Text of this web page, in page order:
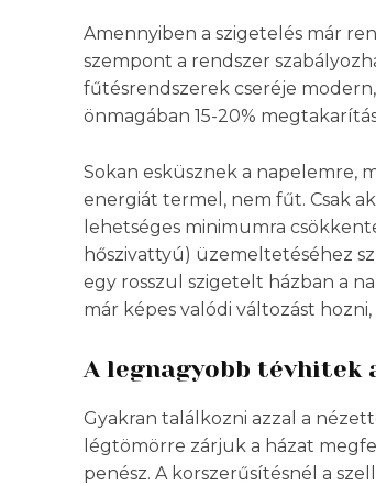
Amennyiben a szigetelés már
szempont a rendszer
fűtésrendszerek cseréje
önmagában 15-20%
Sokan esküsznek a napelemre,
energiát termel, nem fűt. Csak
lehetséges minimumra
hőszivattyú) üzemeltetéséhez
egy rosszul szigetelt házban a
már képes valódi változást
A legnagyobb
Gyakran találkozni azzal a
légtömörre zárjuk a házat
penész. A korszerűsítésnél a